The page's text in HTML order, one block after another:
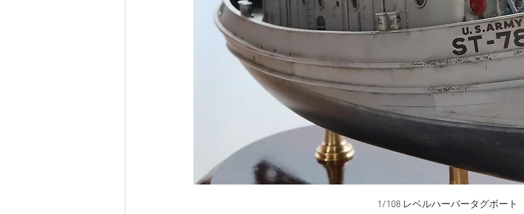
1/108 レベルハーバータグボート